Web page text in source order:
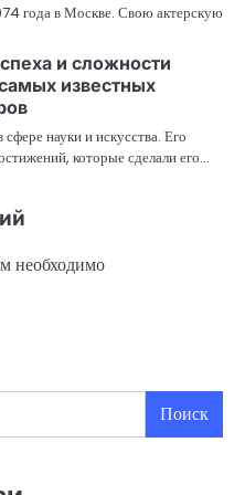
года в Москве. Свою актерскую
и сложности
известных
науки и искусства. Его
которые сделали его…
необходимо
Поиск